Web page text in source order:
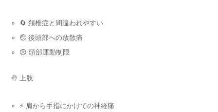
🔄 頚椎症と間違われやすい
🤕 後頭部への放散痛
😣 頭部運動制限
🤚 上肢
⚡ 肩から手指にかけての神経痛